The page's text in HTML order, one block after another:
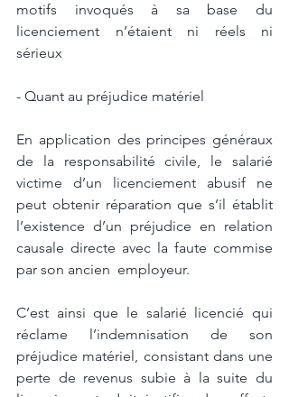
motifs invoqués à sa base du
licenciement n’étaient ni réels ni
sérieux
- Quant au préjudice matériel
En application des principes généraux
de la responsabilité civile, le salarié
victime d’un licenciement abusif ne
peut obtenir réparation que s’il établit
l’existence d’un préjudice en relation
causale directe avec la faute commise
par son ancien  employeur.
C’est ainsi que le salarié licencié qui
réclame l’indemnisation de son
préjudice matériel, consistant dans une
perte de revenus subie à la suite du